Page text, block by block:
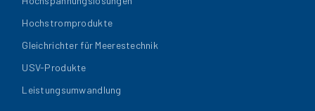
Hochstromprodukte
Gleichrichter für Meerestechnik
USV-Produkte
Leistungsumwandlung